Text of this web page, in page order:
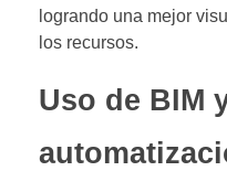
logrando una mejor
los recursos.
Uso de BIM